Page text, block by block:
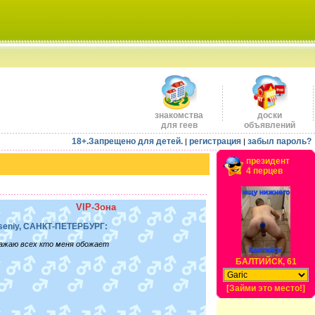
знакомства
для геев
доски
объявлений
18+.Запрещено для детей. | регистрация | забыл пароль?
VIP-Зона
САНКТ-ПЕТЕРБУРГ:
всех кто меня обожает
президент
4 перцев
БАЛТИЙСК, 61
[Займи это место!]